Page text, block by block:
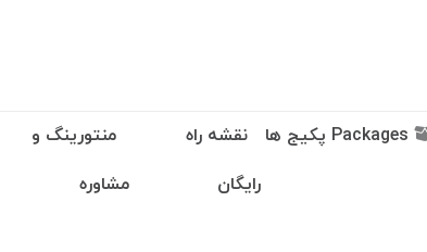
Packages پکیج ها نقشه راه
رایگان
منتورینگ و
مشاوره